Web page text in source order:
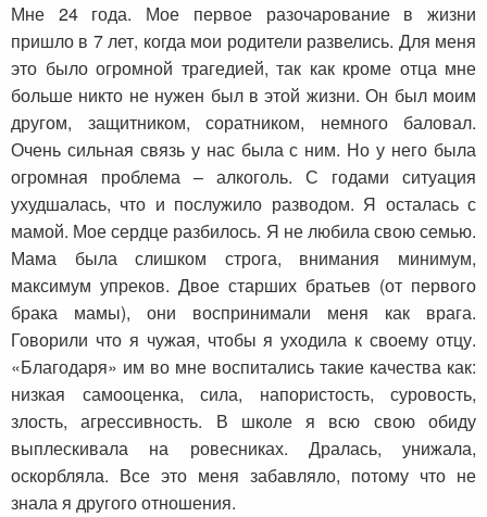
Мне 24 года. Мое первое разочарование в жизни
пришло в 7 лет, когда мои родители развелись. Для меня
это было огромной трагедией, так как кроме отца мне
больше никто не нужен был в этой жизни. Он был моим
другом, защитником, соратником, немного баловал.
Очень сильная связь у нас была с ним. Но у него была
огромная проблема – алкоголь. С годами ситуация
ухудшалась, что и послужило разводом. Я осталась с
мамой. Мое сердце разбилось. Я не любила свою семью.
Мама была слишком строга, внимания минимум,
максимум упреков. Двое старших братьев (от первого
брака мамы), они воспринимали меня как врага.
Говорили что я чужая, чтобы я уходила к своему отцу.
«Благодаря» им во мне воспитались такие качества как:
низкая самооценка, сила, напористость, суровость,
злость, агрессивность. В школе я всю свою обиду
выплескивала на ровесниках. Дралась, унижала,
оскорбляла. Все это меня забавляло, потому что не
знала я другого отношения.